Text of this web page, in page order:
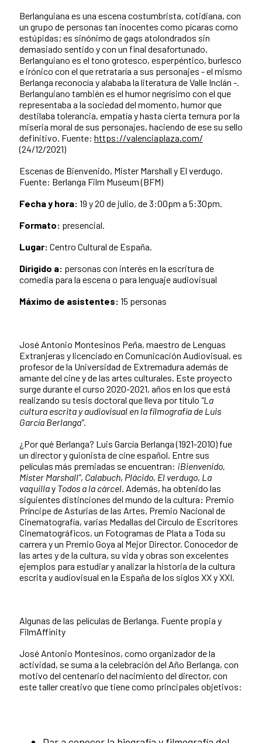
Berlanguiana es una escena costumbrista, cotidiana, con
un grupo de personas tan inocentes como pícaras como
estúpidas; es sinónimo de gags atolondrados sin
demasiado sentido y con un final desafortunado.
Berlanguiano es el tono grotesco, esperpéntico, burlesco
e irónico con el que retrataría a sus personajes - el mismo
Berlanga reconocía y alababa la literatura de Valle Inclán -.
Berlanguiano también es el humor negrísimo con el que
representaba a la sociedad del momento, humor que
destilaba tolerancia, empatía y hasta cierta ternura por la
miseria moral de sus personajes, haciendo de ese su sello
definitivo. Fuente: https://valenciaplaza.com/
(24/12/2021)
Escenas de Bienvenido, Mister Marshall y El verdugo.
Fuente: Berlanga Film Museum (BFM)
Fecha y hora: 19 y 20 de julio, de 3:00pm a 5:30pm.
Formato: presencial.
Lugar: Centro Cultural de España.
Dirigido a: personas con interés en la escritura de
comedia para la escena o para lenguaje audiovisual
Máximo de asistentes: 15 personas
José Antonio Montesinos Peña, maestro de Lenguas
Extranjeras y licenciado en Comunicación Audiovisual, es
profesor de la Universidad de Extremadura además de
amante del cine y de las artes culturales. Este proyecto
surge durante el curso 2020-2021, años en los que está
realizando su tesis doctoral que lleva por título “La
cultura escrita y audiovisual en la filmografía de Luis
García Berlanga”.
¿Por qué Berlanga? Luis García Berlanga (1921-2010) fue
un director y guionista de cine español. Entre sus
películas más premiadas se encuentran: ¡Bienvenido,
Mister Marshall”, Calabuch, Plácido, El verdugo, La
vaquillay Todos a la cárcel . Además, ha obtenido las
siguientes distinciones del mundo de la cultura: Premio
Príncipe de Asturias de las Artes, Premio Nacional de
Cinematografía, varias Medallas del Círculo de Escritores
Cinematográficos, un Fotogramas de Plata a Toda su
carrera y un Premio Goya al Mejor Director. Conocedor de
las artes y de la cultura, su vida y obras son excelentes
ejemplos para estudiar y analizar la historia de la cultura
escrita y audiovisual en la España de los siglos XX y XXI.
Algunas de las películas de Berlanga. Fuente propia y
FilmAffinity
José Antonio Montesinos, como organizador de la
actividad, se suma a la celebración del Año Berlanga, con
motivo del centenario del nacimiento del director, con
este taller creativo que tiene como principales objetivos: